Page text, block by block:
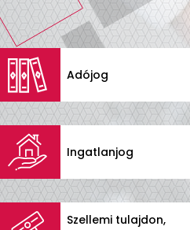
Adójog
Ingatlanjog
Szellemi tulajdon,